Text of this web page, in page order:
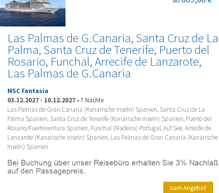
Las Palmas de G.Canaria, Santa Cruz de La
Palma, Santa Cruz de Tenerife, Puerto del
Rosario, Funchal, Arrecife de Lanzarote,
Las Palmas de G.Canaria
MSC Fantasia
03.12.2027 - 10.12.2027 • 7 Nächte
Las Palmas de Gran Canaria (Kanarische Inseln) Spanien, Santa Cruz de La
Palma Spanien, Santa Cruz de Tenerife (Kanarische Inseln) Spanien, Puerto del
Rosario/Fuerteventura Spanien, Funchal (Madeira) Portugal, Auf See, Arrecife de
Lanzarote (Kanarische Inseln) Spanien, Las Palmas de Gran Canaria (Kanarische
Inseln) Spanien
zum Angebot